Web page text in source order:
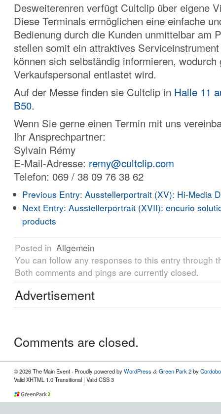
Desweiterenren verfügt Cultclip über eigene
Diese Terminals ermöglichen eine einfache
Bedienung durch die Kunden unmittelbar am
stellen somit ein attraktives
können sich selbständig informieren,
Verkaufspersonal entlastet wird.
Auf der Messe finden sie Cultclip in Halle 11
B50.
Wenn Sie gerne einen Termin mit uns
Ihr Ansprechpartner:
Sylvain Rémy
E-Mail-Adresse: remy@cultclip.com
Telefon: 069 / 38 09 76 38 62
Previous Entry: Ausstellerportrait (XV): Hi-Media
Next Entry: Ausstellerportrait (XVII): encurio
products
Posted in Allgemein
You can follow any responses to this entry through
Both comments and pings are currently closed.
Advertisement
Comments are closed.
© 2026 The Main Event · Proudly powered byWordPress & Green Park 2byCordobo
Valid XHTML 1.0 Transitional | Valid CSS 3